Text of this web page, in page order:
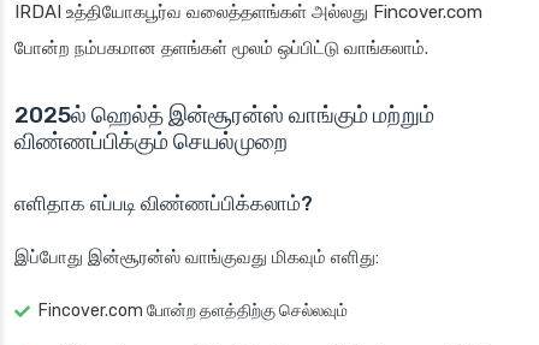
IRDAI உத்தியோகபூர்வ வலைத்தளங்கள் அல்லது Fincover.com
போன்ற நம்பகமான தளங்கள் மூலம் ஒப்பிட்டு வாங்கலாம்.
2025ல் ஹெல்த் இன்சூரன்ஸ் வாங்கும் மற்றும்
விண்ணப்பிக்கும் செயல்முறை
எளிதாக எப்படி விண்ணப்பிக்கலாம்?
இப்போது இன்சூரன்ஸ் வாங்குவது மிகவும் எளிது:
Fincover.com போன்ற தளத்திற்கு செல்லவும்